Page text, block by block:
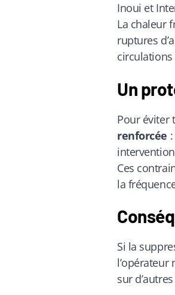
Inoui et
La chaleur
ruptures
Un
Pour éviter
renforcée
Ces
la
Si la
l’opérateur
sur